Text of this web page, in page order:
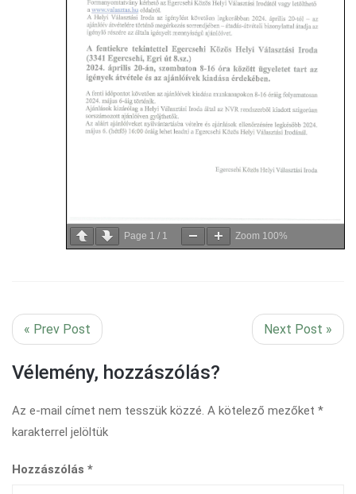
Page 1 / 1 Zoom 100%
« Prev Post Next Post »
Vélemény, hozzászólás?
Az e-mail címet nem tesszük közzé. A kötelező mezőket *
karakterrel jelöltük
Hozzászólás *